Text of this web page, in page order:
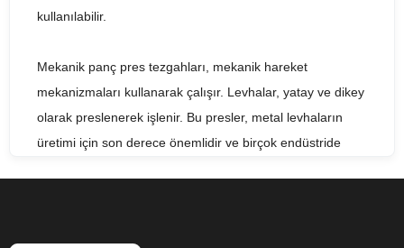
kullanılabilir.
Mekanik panç pres tezgahları, mekanik hareket
mekanizmaları kullanarak çalışır. Levhalar, yatay ve dikey
olarak preslenerek işlenir. Bu presler, metal levhaların
üretimi için son derece önemlidir ve birçok endüstride